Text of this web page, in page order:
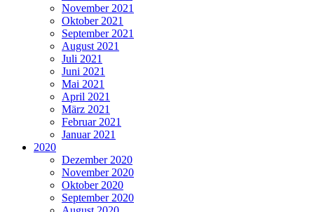
November 2021
Oktober 2021
September 2021
August 2021
Juli 2021
Juni 2021
Mai 2021
April 2021
März 2021
Februar 2021
Januar 2021
2020
Dezember 2020
November 2020
Oktober 2020
September 2020